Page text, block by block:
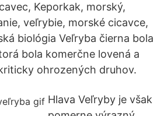
Keporkak, morský,
veľrybie, morské cicavce,
biológia Veľryba čierna bola
bola komerčne lovená a
ohrozených druhov.
Hlava Veľryby je však